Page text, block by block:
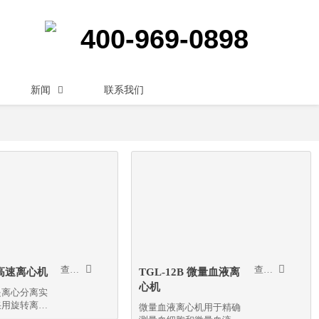
400-969-0898
新闻  联系我们
速离心机
心分离实
旋转离心

TGL-12B 微量血液离
心机
微量血液离心机用于精确
